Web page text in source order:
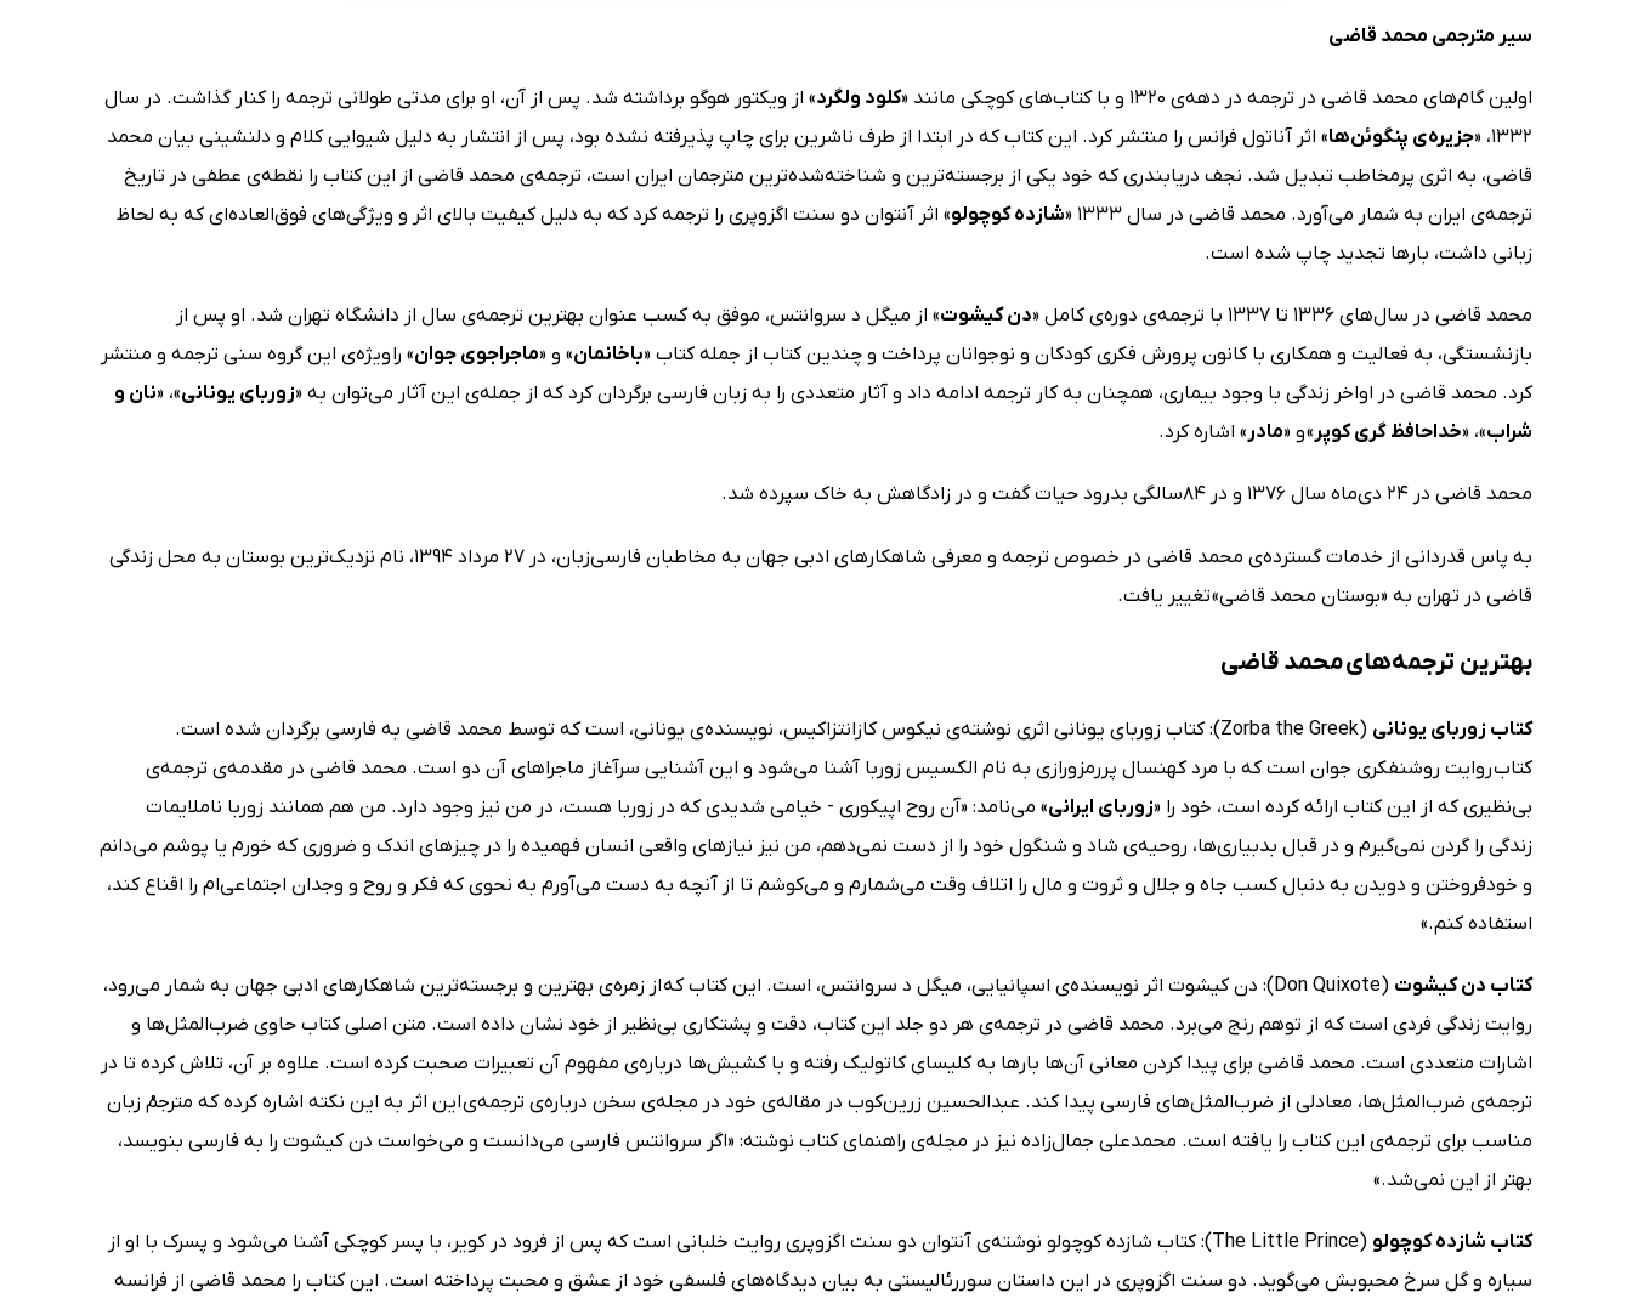
سیر مترجمی محمد قاضی
اولین‌ گام‌های محمد قاضی در ترجمه در دهه‌ی 1320 و با کتاب‌های کوچکی مانند « کلود ولگرد» از ویکتور هوگو برداشته شد. پس از آن، او برای مدتی طولانی ترجمه را کنار گذاشت. در سال
1332، «
جزیره‌ی پنگوئن‌ها» اثر آناتول فرانس را منتشر کرد. این کتاب که در ابتدا از طرف ناشرین برای چاپ پذیرفته نشده بود، پس از انتشار به دلیل شیوایی کلام و دلنشینی بیان محمد
قاضی، به اثری پرمخاطب تبدیل شد. نجف دریابندری که خود یکی از برجسته‌ترین و شناخته‌شده‌ترین مترجمان ایران است، ترجمه‌ی محمد قاضی از این کتاب را نقطه‌ی عطفی در تاریخ
ترجمه‌ی ایران به شمار می‌آورد. محمد قاضی در سال 1333 «
شازده کوچولو» اثر آنتوان دو سنت اگزوپری را ترجمه کرد که به دلیل کیفیت بالای اثر و ویژگی‌های فوق‌العاده‌ای که به لحاظ
زبانی داشت، بارها تجدید چاپ شده است.
محمد قاضی در سال‌های 1336 تا 1337 با ترجمه‌ی دوره‌ی کامل « دن کیشوت» از میگل د سروانتس، موفق به کسب عنوان بهترین ترجمه‌ی سال از دانشگاه تهران شد. او پس از
بازنشستگی، به فعالیت و همکاری با کانون پرورش فکری کودکان و نوجوانان پرداخت و چندین کتاب از جمله کتاب «باخانمان» و «ماجراجوی جوان» را ویژه‌ی این گروه سنی ترجمه و منتشر
کرد. محمد قاضی در اواخر زندگی با وجود بیماری، همچنان به کار ترجمه ادامه داد و آثار متعددی را به زبان فارسی برگردان کرد که از جمله‌ی این آثار می‌توان به «زوربای یونانی»، «نان و
شراب»، «خداحافظ گری کوپر» و «مادر» اشاره کرد.
محمد قاضی در 24 دی‌ماه سال 1376 و در 84سالگی بدرود حیات گفت و در زادگاهش به خاک سپرده شد.
به پاس قدردانی از خدمات گسترده‌ی محمد قاضی در خصوص ترجمه و معرفی شاهکارهای ادبی جهان به مخاطبان فارسی‌زبان، در 27 مرداد 1394، نام نزدیک‌ترین بوستان به محل زندگی
قاضی در تهران به «بوستان محمد قاضی» تغییر یافت.
بهترین ترجمه‌های محمد قاضی
کتاب زوربای یونانی
(Zorba the Greek): کتاب زوربای یونانی اثری نوشته‌ی نیکوس کازانتزاکیس، نویسنده‌ی یونانی، است که توسط محمد قاضی به فارسی برگردان شده است.
کتاب روایت روشنفکری جوان است که با مرد کهنسال پررمزورازی به نام الکسیس زوربا آشنا می‌شود و این آشنایی سرآغاز ماجراهای آن دو است. محمد قاضی در مقدمه‌ی ترجمه‌ی
بی‌نظیری که از این کتاب ارائه کرده است، خود را «زوربای ایرانی» می‌نامد: «آن روح اپیکوری - خیامی شدیدی که در زوربا هست، در من نیز وجود دارد. من هم همانند زوربا ناملایمات
زندگی را گردن نمی‌گیرم و در قبال بدبیاری‌ها، روحیه‌ی شاد و شنگول خود را از دست نمی‌دهم، من نیز نیازهای واقعی انسان فهمیده را در چیزهای اندک و ضروری که خورم یا پوشم می‌دانم
و خودفروختن و دویدن به دنبال کسب جاه و جلال و ثروت و مال را اتلاف وقت می‌شمارم و می‌کوشم تا از آنچه به دست می‌آورم به نحوی که فکر و روح و وجدان اجتماعی‌ام را اقناع کند،
استفاده کنم.»
کتاب دن کیشوت
(Don Quixote): دن کیشوت اثر نویسنده‌ی اسپانیایی، میگل د سروانتس، است. این کتاب که از زمره‌ی بهترین و برجسته‌ترین شاهکارهای ادبی جهان به شمار می‌رود،
روایت زندگی فردی است که از توهم رنج می‌برد. محمد قاضی در ترجمه‌ی هر دو جلد این کتاب، دقت و پشتکاری بی‌نظیر از خود نشان داده است. متن اصلی کتاب حاوی ضرب‌المثل‌ها و
اشارات متعددی است. محمد قاضی برای پیدا کردن معانی آن‌ها بارها به کلیسای کاتولیک رفته و با کشیش‌ها درباره‌ی مفهوم آن تعبیرات صحبت کرده است. علاوه بر آن، تلاش کرده تا در
ترجمه‌ی ضرب‌المثل‌ها، معادلی از ضرب‌المثل‌های فارسی پیدا کند. عبدالحسین زرین‌کوب در مقاله‌ی خود در مجله‌ی سخن درباره‌ی ترجمه‌ی این اثر به این نکته اشاره کرده که مترجمْ زبان
مناسب برای ترجمه‌ی این کتاب را یافته است. محمدعلی جمال‌زاده نیز در مجله‌ی راهنمای کتاب نوشته: «اگر سروانتس فارسی می‌دانست و می‌خواست دن کیشوت را به فارسی بنویسد،
بهتر از این نمی‌شد.»
کتاب شازده کوچولو
(The Little Prince): کتاب شازده کوچولو نوشته‌ی آنتوان دو سنت اگزوپری روایت خلبانی است که پس از فرود در کویر، با پسر کوچکی آشنا می‌شود و پسرک با او از
سیاره و گل سرخ محبوبش می‌گوید. دو سنت اگزوپری در این داستان سوررئالیستی به بیان دیدگاه‌های فلسفی خود از عشق و محبت پرداخته است. این کتاب را محمد قاضی از فرانسه